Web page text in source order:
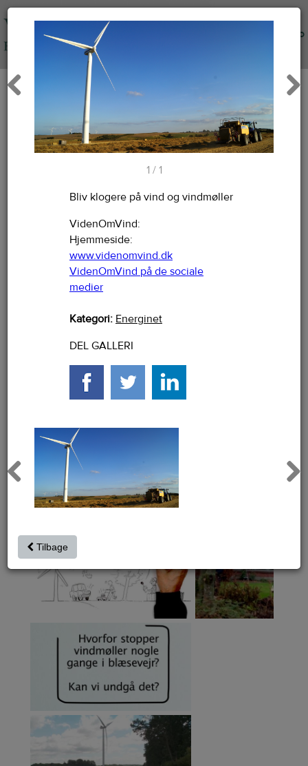
Info
1 / 1
Bliv klogere på vind og vindmøller
VidenOmVind:
Hjemmeside:
www.videnomvind.dk
VidenOmVind på de sociale
medier
Kategori: Energinet
DEL GALLERI
Previous
Tilbage